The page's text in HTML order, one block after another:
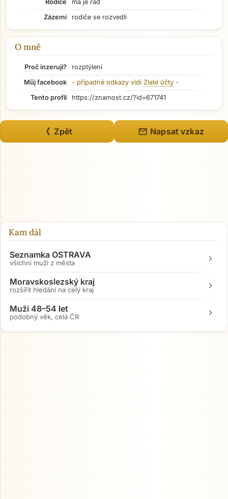
Přejít na hlavní obsah
Rodiče
má je rád
Zázemí
rodiče se rozvedli
O mně
Proč inzeruji?
rozptýlení
Můj facebook
- případné odkazy vidí Zlaté účty -
Tento profil
https://znamost.cz/?id=671741
《 Zpět mail Napsat vzkaz
Kam dál
Seznamka OSTRAVA
všichni muži z města chevron_right
Moravskoslezský kraj
rozšířit hledání na celý kraj chevron_right
Muži 48–54 let
podobný věk, celá ČR chevron_right